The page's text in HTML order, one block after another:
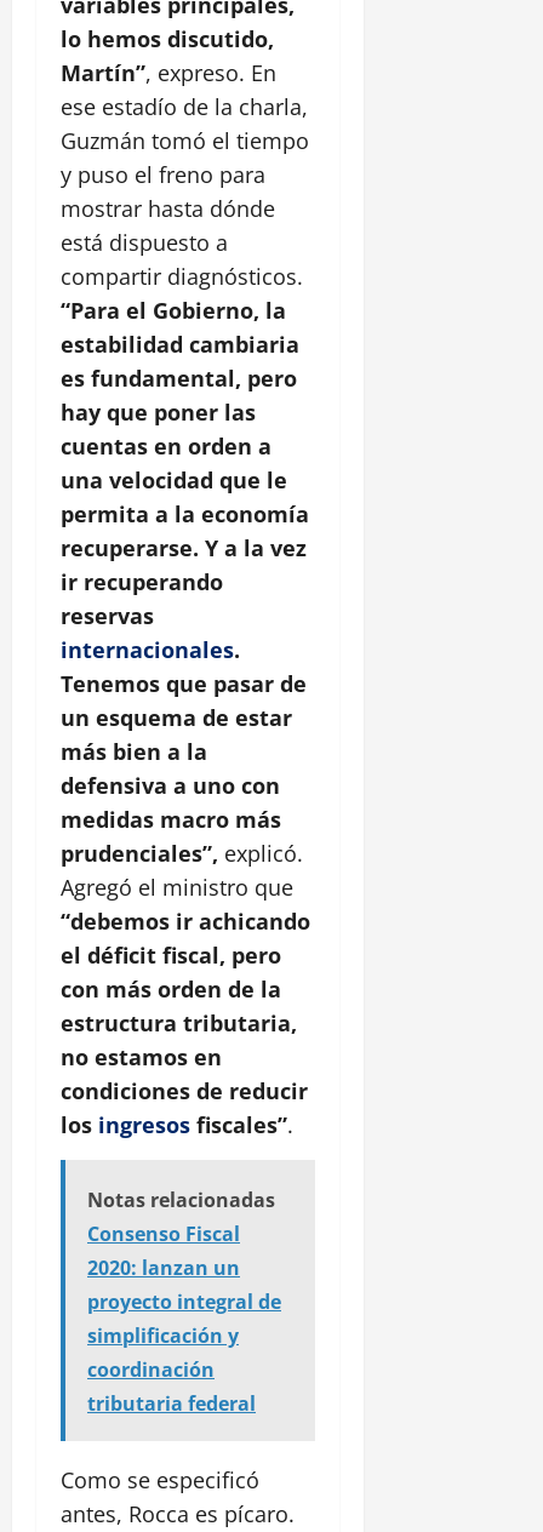
lo hemos discutido,
Martín”, expreso. En
ese estadío de la charla,
Guzmán tomó el tiempo
y puso el freno para
mostrar hasta dónde
está dispuesto a
compartir diagnósticos.
“Para el Gobierno, la
estabilidad cambiaria
es fundamental, pero
hay que poner las
cuentas en orden a
una velocidad que le
permita a la economía
recuperarse. Y a la vez
ir recuperando
reservas
internacionales.
Tenemos que pasar de
un esquema de estar
más bien a la
defensiva a uno con
medidas macro más
prudenciales”, explicó.
Agregó el ministro que
“debemos ir achicando
el déficit fiscal, pero
con más orden de la
estructura tributaria,
no estamos en
condiciones de reducir
los ingresos fiscales”.
Notas relacionadas
Consenso Fiscal
2020: lanzan un
proyecto integral de
simplificación y
coordinación
tributaria federal
Como se especificó
antes, Rocca es pícaro.